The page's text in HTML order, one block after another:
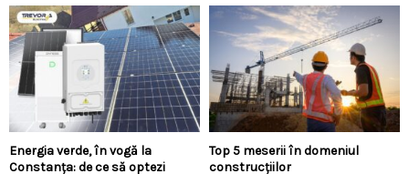
Energia verde, în vogă la
Constanța: de ce să optezi
Top 5 meserii în domeniul
construcțiilor